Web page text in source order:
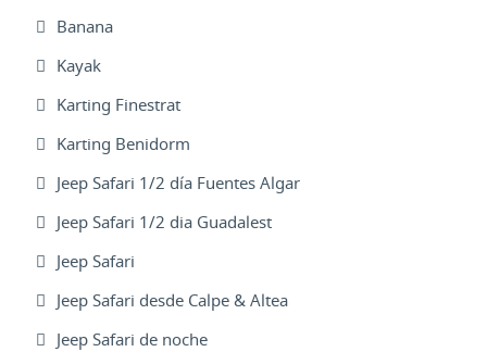
Banana
Kayak
Karting Finestrat
Karting Benidorm
Jeep Safari 1/2 día Fuentes Algar
Jeep Safari 1/2 dia Guadalest
Jeep Safari
Jeep Safari desde Calpe & Altea
Jeep Safari de noche